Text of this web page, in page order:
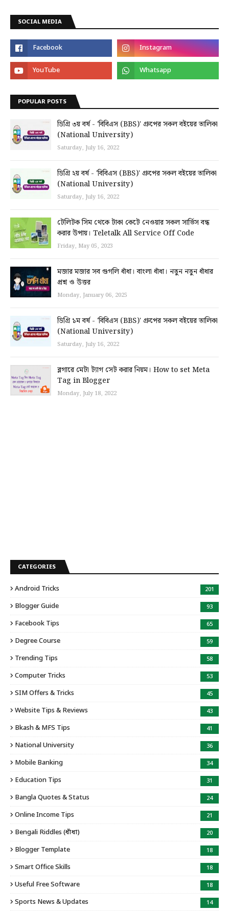
SOCIAL MEDIA
POPULAR POSTS
ডিগ্রি ৩য় বর্ষ - 'বিবিএস (BBS)' গ্রুপের সকল বইয়ের তালিকা
(National University)
Saturday, July 16, 2022
ডিগ্রি ২য় বর্ষ - 'বিবিএস (BBS)' গ্রুপের সকল বইয়ের তালিকা
(National University)
Saturday, July 16, 2022
টেলিটক সিম থেকে টাকা কেটে নেওয়ার সকল সার্ভিস বন্ধ
করার উপায়। Teletalk All Service Off Code
Friday, May 05, 2023
মজার মজার সব গুগলি ধাঁধা। বাংলা ধাঁধা। নতুন নতুন ধাঁধার
প্রশ্ন ও উত্তর
Monday, January 06, 2025
ডিগ্রি ১ম বর্ষ - 'বিবিএস (BBS)' গ্রুপের সকল বইয়ের তালিকা
(National University)
Saturday, July 16, 2022
ব্লগারে মেটা ট্যাগ সেট করার নিয়ম। How to set Meta
Tag in Blogger
Monday, July 18, 2022
CATEGORIES
Android Tricks 201
Blogger Guide 93
Facebook Tips 65
Degree Course 59
Trending Tips 58
Computer Tricks 53
SIM Offers & Tricks 45
Website Tips & Reviews 43
Bkash & MFS Tips 41
National University 36
Mobile Banking 34
Education Tips 31
Bangla Quotes & Status 24
Online Income Tips 21
Bengali Riddles (ধাঁধা) 20
Blogger Template 18
Smart Office Skills 18
Useful Free Software 18
Sports News & Updates 14